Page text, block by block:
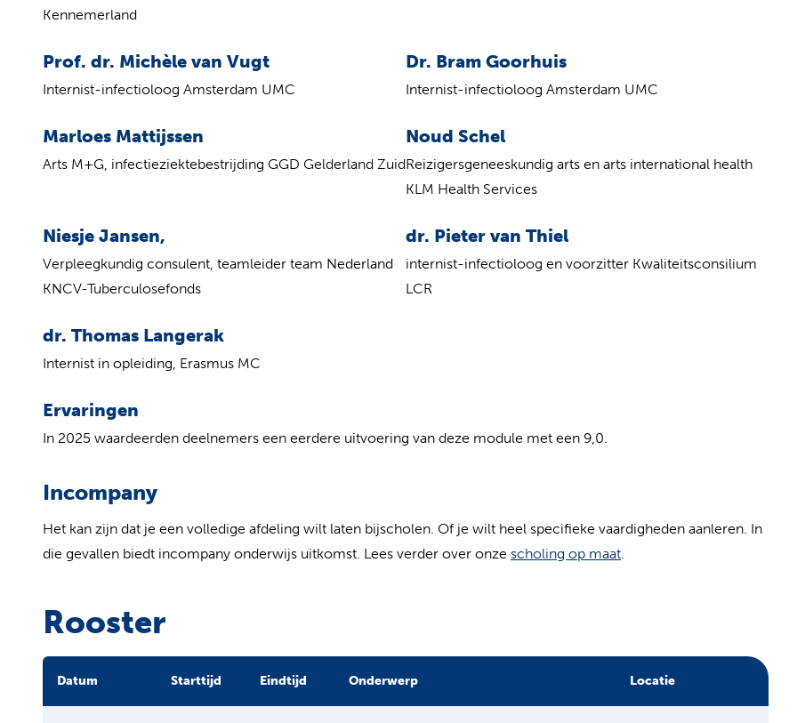
Kennemerland
Prof. dr. Michèle van Vugt
Internist-infectioloog Amsterdam UMC
Dr. Bram Goorhuis
Internist-infectioloog Amsterdam UMC
Marloes Mattijssen
Arts M+G, infectieziektebestrijding GGD Gelderland Zuid
Noud Schel
Reizigersgeneeskundig arts en arts international health
KLM Health Services
Niesje Jansen,
Verpleegkundig consulent, teamleider team Nederland
KNCV-Tuberculosefonds
dr. Pieter van Thiel
internist-infectioloog en voorzitter Kwaliteitsconsilium
LCR
dr. Thomas Langerak
Internist in opleiding, Erasmus MC
Ervaringen
In 2025 waardeerden deelnemers een eerdere uitvoering van deze module met een 9,0.
Incompany
Het kan zijn dat je een volledige afdeling wilt laten bijscholen. Of je wilt heel specifieke vaardigheden aanleren. In
die gevallen biedt incompany onderwijs uitkomst. Lees verder over onze scholing op maat(opent in nieuw tabblad)
Rooster
Datum Starttijd Eindtijd Onderwerp Locatie